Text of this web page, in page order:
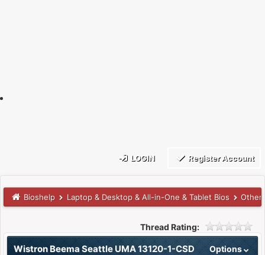
LOGIN Register Account
Bioshelp Laptop & Desktop & All-in-One & Tablet Bios Other
Thread Rating:
Options
Wistron Beema Seattle UMA 13120-1-CSD